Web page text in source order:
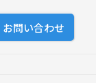
お問い合わせ